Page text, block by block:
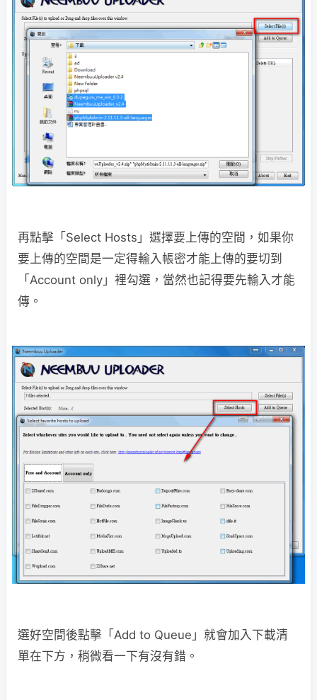
再點擊「Select Hosts」選擇要上傳的空間，如果你
要上傳的空間是一定得輸入帳密才能上傳的要切到
「Account only」裡勾選，當然也記得要先輸入才能
傳。
選好空間後點擊「Add to Queue」就會加入下載清
單在下方，稍微看一下有沒有錯。